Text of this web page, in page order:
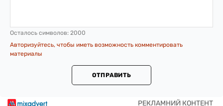
Осталось символов: 2000
Авторизуйтесь, чтобы иметь возможность комментировать
материалы
ОТПРАВИТЬ